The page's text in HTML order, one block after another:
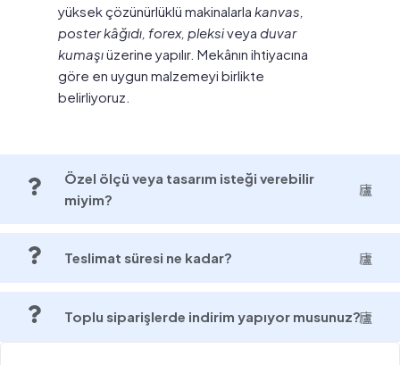
yüksek çözünürlüklü makinalarla kanvas,
poster kâğıdı, forex, pleksiveya duvar
kumaşıüzerine yapılır. Mekânın ihtiyacına
göre en uygun malzemeyi birlikte
belirliyoruz.
Özel ölçü veya tasarım isteği verebilir
miyim?
Teslimat süresi ne kadar?
Toplu siparişlerde indirim yapıyor musunuz?